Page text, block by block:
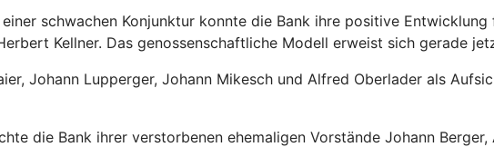
schwachen Konjunktur konnte die Bank ihre positive Entwicklung
Kellner. Das genossenschaftliche Modell erweist sich gerade
Johann Lupperger, Johann Mikesch und Alfred Oberlader als
die Bank ihrer verstorbenen ehemaligen Vorstände Johann